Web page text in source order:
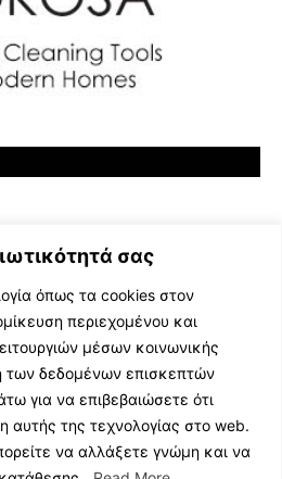
σας
όπως τα cookies στον
περιεχομένου και
μέσων κοινωνικής
των δεδομένων επισκεπτών
για να επιβεβαιώσετε ότι
αυτής της τεχνολογίας στο web.
να αλλάξετε γνώμη και να